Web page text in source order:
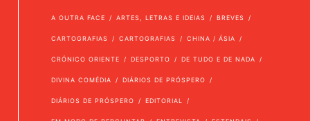
A OUTRA FACE ARTES, LETRAS E IDEIAS BREVES
CARTOGRAFIAS CARTOGRAFIAS CHINA / ÁSIA
CRÓNICO ORIENTE DESPORTO DE TUDO E DE NADA
DIVINA COMÉDIA DIÁRIOS DE PRÓSPERO
DIÁRIOS DE PRÓSPERO EDITORIAL